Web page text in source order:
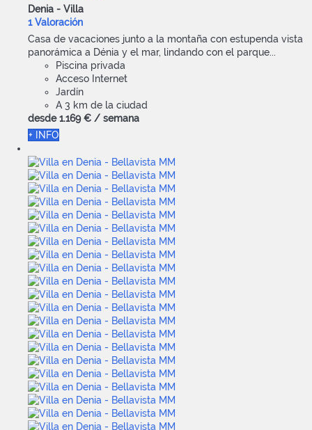
Denia - Villa
1 Valoración
Casa de vacaciones junto a la montaña con estupenda vista
panorámica a Dénia y el mar, lindando con el parque...
Piscina privada
Acceso Internet
Jardín
A 3 km de la ciudad
desde 1.169 € / semana
+ INFO